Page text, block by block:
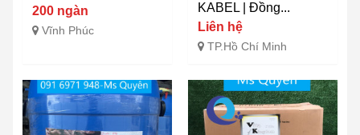
200 ngàn
Vĩnh Phúc
KABEL | Đồng...
Liên hệ
TP.Hồ Chí Minh